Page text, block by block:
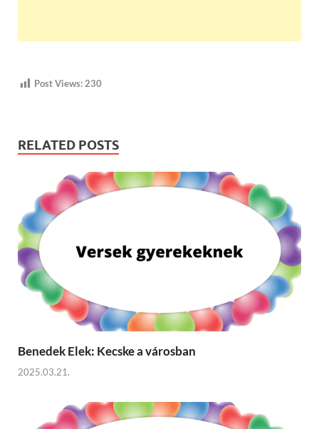
Post Views:230
RELATED POSTS
Benedek Elek: Kecske a városban
2025.03.21.